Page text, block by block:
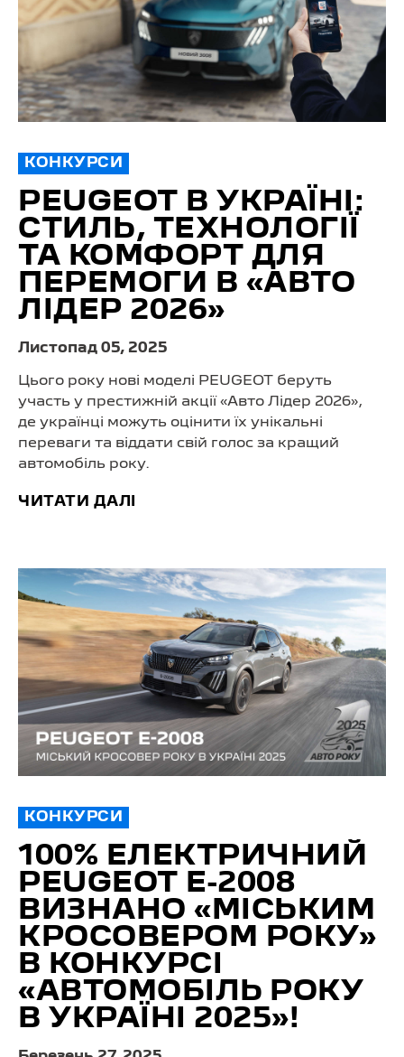
КОНКУРСИ
PEUGEOT В УКРАЇНІ:
СТИЛЬ, ТЕХНОЛОГІЇ
ТА КОМФОРТ ДЛЯ
ПЕРЕМОГИ В «АВТО
ЛІДЕР 2026»
Листопад 05, 2025
Цього року нові моделі PEUGEOT беруть
участь у престижній акції «Авто Лідер 2026»,
де українці можуть оцінити їх унікальні
переваги та віддати свій голос за кращий
автомобіль року.
ЧИТАТИ ДАЛІ
КОНКУРСИ
100% ЕЛЕКТРИЧНИЙ
PEUGEOT Е-2008
ВИЗНАНО «МІСЬКИМ
КРОСОВЕРОМ РОКУ»
В КОНКУРСІ
«АВТОМОБІЛЬ РОКУ
В УКРАЇНІ 2025»!